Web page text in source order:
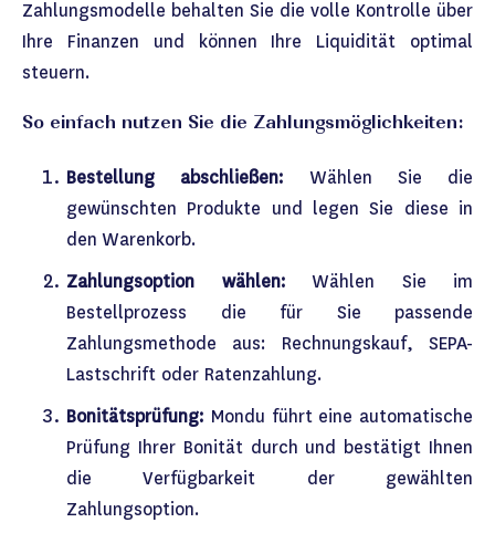
Zahlungsmodelle behalten Sie die volle Kontrolle über
Ihre Finanzen und können Ihre Liquidität optimal
steuern.
So einfach nutzen Sie die Zahlungsmöglichkeiten:
Bestellung abschließen: Wählen Sie die
gewünschten Produkte und legen Sie diese in
den Warenkorb.
Zahlungsoption wählen: Wählen Sie im
Bestellprozess die für Sie passende
Zahlungsmethode aus: Rechnungskauf, SEPA-
Lastschrift oder Ratenzahlung.
Bonitätsprüfung: Mondu führt eine automatische
Prüfung Ihrer Bonität durch und bestätigt Ihnen
die Verfügbarkeit der gewählten
Zahlungsoption.